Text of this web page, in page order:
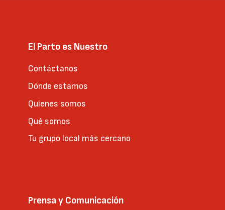
El Parto es Nuestro
Contáctanos
Dónde estamos
Quienes somos
Qué somos
Tu grupo local más cercano
Prensa y Comunicación